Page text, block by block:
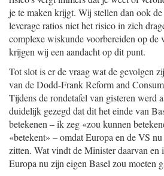
je te maken krijgt. Wij stellen dan ook
leverage ratios niet het risico in zich
complexe wiskunde voorbereiden op de
krijgen wij een aandacht op dit punt.
Tot slot is er de vraag wat de gevolgen
van de Dodd-Frank Reform and
Tijdens de rondetafel van gisteren werd
duidelijk gezegd dat dit het einde van
betekenen – ik zeg «zou kunnen
«betekent» – omdat Europa en de VS
zitten. Wat vindt de Minister daarvan en
Europa nu zijn eigen Basel zou moeten